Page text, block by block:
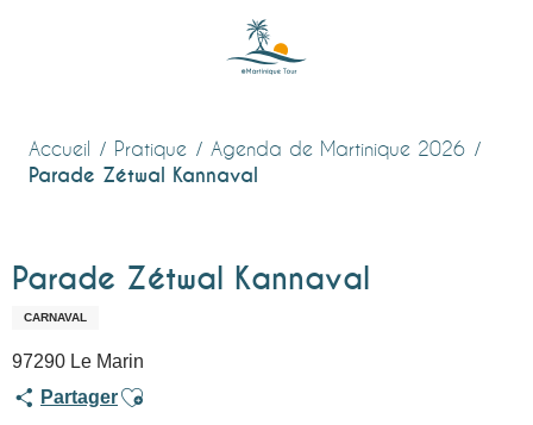
Accueil Pratique Agenda de Martinique 2026
Parade Zétwal Kannaval
Parade Zétwal Kannaval
CARNAVAL
97290 Le Marin
PartagerAjouter aux favoris